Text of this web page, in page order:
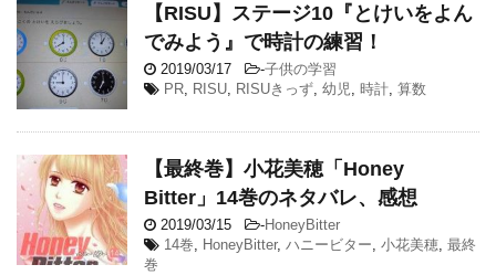
【RISU】ステージ10『とけいをよん
でみよう』で時計の練習！
2019/03/17 -子供の学習
PR, RISU, RISUきっず, 幼児, 時計, 算数
【最終巻】小花美穂「Honey
Bitter」14巻のネタバレ、感想
2019/03/15 -HoneyBitter
14巻, HoneyBitter, ハニービター, 小花美穂, 最終
巻